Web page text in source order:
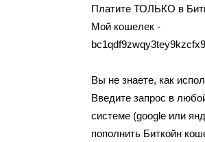
Платите ТОЛЬКО в
Мой кошелек -
Вы нe знaeтe, как
Введите запpoc в
систeмe (google или
пополнить Биткойн